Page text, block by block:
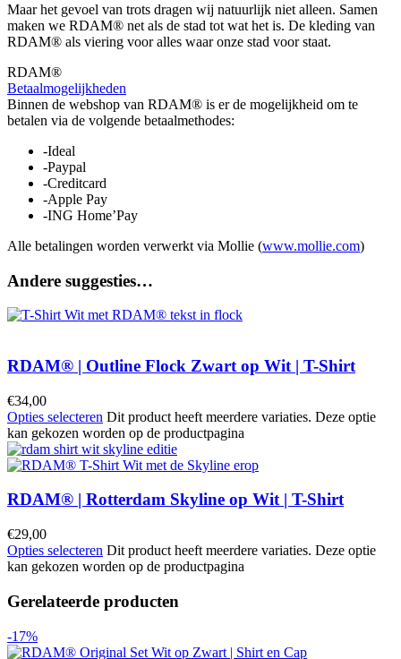
Maar het gevoel van trots dragen wij natuurlijk niet alleen. Samen
maken we RDAM® net als de stad tot wat het is. De kleding van
RDAM® als viering voor alles waar onze stad voor staat.
RDAM®
Betaalmogelijkheden
Binnen de webshop van RDAM® is er de mogelijkheid om te
betalen via de volgende betaalmethodes:
-Ideal
-Paypal
-Creditcard
-Apple Pay
-ING Home’Pay
Alle betalingen worden verwerkt via Mollie (www.mollie.com)
Andere suggesties…
RDAM® | Outline Flock Zwart op Wit | T-Shirt
€34,00
Opties selecteren Dit product heeft meerdere variaties. Deze optie
kan gekozen worden op de productpagina
RDAM® | Rotterdam Skyline op Wit | T-Shirt
€29,00
Opties selecteren Dit product heeft meerdere variaties. Deze optie
kan gekozen worden op de productpagina
Gerelateerde producten
-17%